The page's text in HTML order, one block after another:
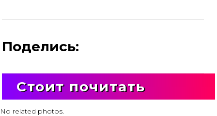
Поделись:
Стоит почитать
No related photos.